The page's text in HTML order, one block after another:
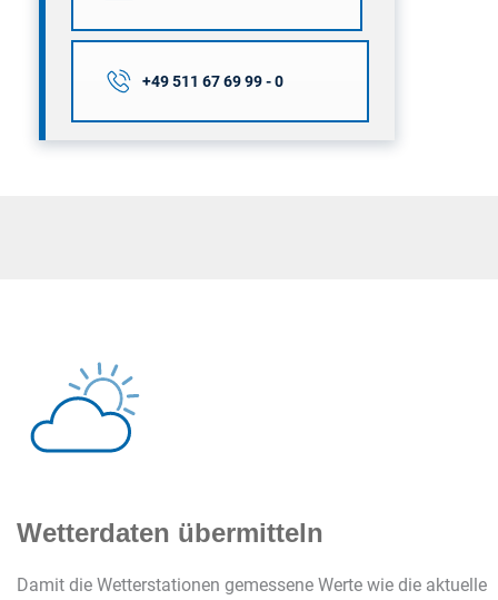
+49 511 67 69 99 - 0
Wetterdaten übermitteln
Damit die Wetterstationen gemessene Werte wie die aktuelle